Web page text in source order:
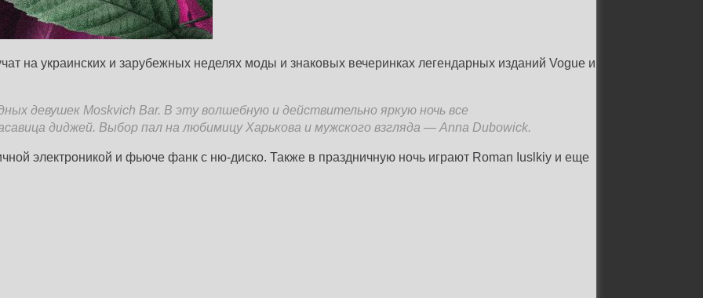
на украинских и зарубежных неделях моды и знаковых вечеринках легендарных изданий Vogue и
девушек Moskvich Bar. В эту волшебную и действительно яркую ночь все
диджей. Выбор пал на любимицу Харькова и мужского взгляда — Anna Dubowick.
электроникой и фьюче фанк с ню-диско. Также в праздничную ночь играют Roman Iuslkiy и еще